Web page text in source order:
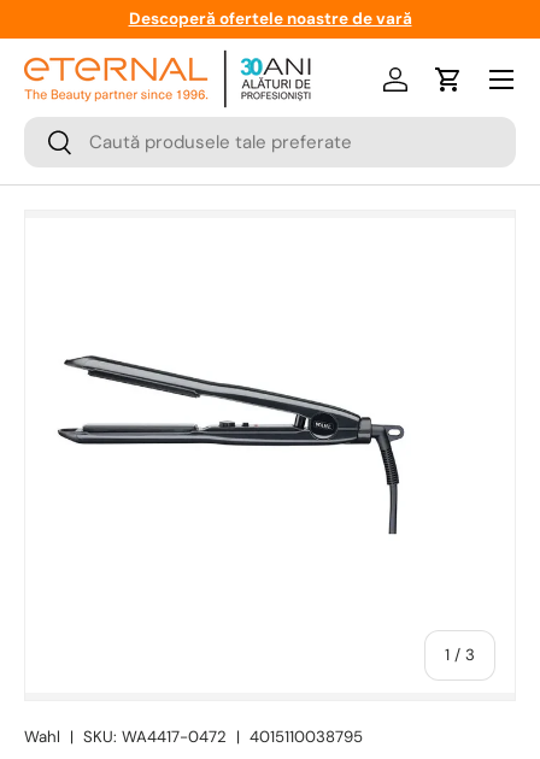
Descoperă ofertele noastre de vară
Cauta
Cauta
LogareCos
Meniu
1 / 3
Wahl | SKU: WA4417-0472 | 4015110038795